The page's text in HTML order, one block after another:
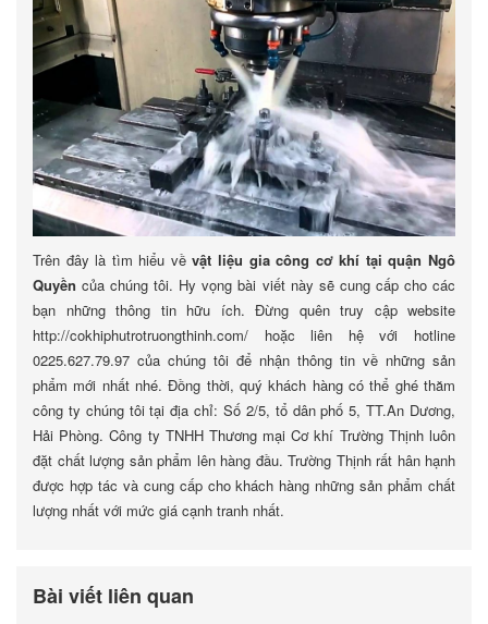
Trên đây là tìm hiểu vềvật liệu gia công cơ khí tại quận Ngô
Quyềncủa chúng tôi. Hy vọng bài viết này sẽ cung cấp cho các
bạn những thông tin hữu ích. Đừng quên truy cập website
http://cokhiphutrotruongthinh.com/ hoặc liên hệ với hotline
0225.627.79.97 của chúng tôi để nhận thông tin về những sản
phẩm mới nhất nhé. Đồng thời, quý khách hàng có thể ghé thăm
công ty chúng tôi tại địa chỉ: Số 2/5, tổ dân phố 5, TT.An Dương,
Hải Phòng. Công ty TNHH Thương mại Cơ khí Trường Thịnh luôn
đặt chất lượng sản phẩm lên hàng đầu. Trường Thịnh rất hân hạnh
được hợp tác và cung cấp cho khách hàng những sản phẩm chất
lượng nhất với mức giá cạnh tranh nhất.
Bài viết liên quan